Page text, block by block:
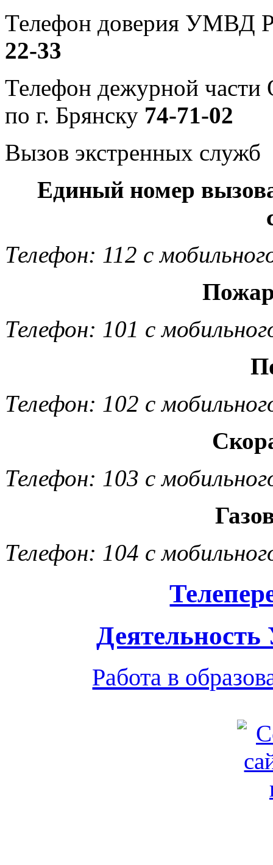
Телефон доверия УМВД
22-33
Телефон дежурной
по г. Брянску 74-71-02
Вызов экстренных служб
Единый номер
Телефон: 112 с
Телефон: 101 с
Телефон: 102 с
Телефон: 103 с
Телефон: 104 с
Работа в